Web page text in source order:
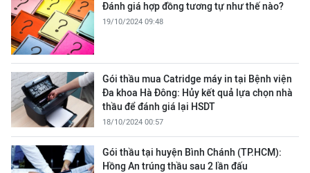
Đánh giá hợp đồng tương tự như thế nào?
19/10/2024 09:48
Gói thầu mua Catridge máy in tại Bệnh viện
Đa khoa Hà Đông: Hủy kết quả lựa chọn nhà
thầu để đánh giá lại HSDT
18/10/2024 00:57
Gói thầu tại huyện Bình Chánh (TP.HCM):
Hồng An trúng thầu sau 2 lần đấu